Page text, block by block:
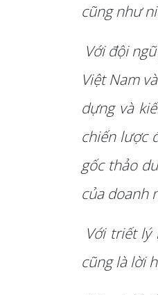
cũng như
Với đội
Việt Nam
dựng và
chiến lược
gốc thảo
của doanh
Với triết lý
cũng là lời